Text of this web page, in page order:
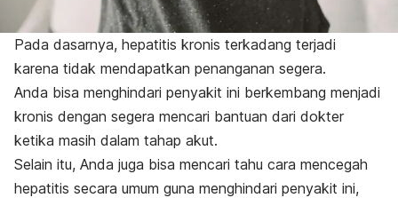
Pada dasarnya, hepatitis kronis terkadang terjadi
karena tidak mendapatkan penanganan segera.
Anda bisa menghindari penyakit ini berkembang menjadi
kronis dengan segera mencari bantuan dari dokter
ketika masih dalam tahap akut.
Selain itu, Anda juga bisa mencari tahu cara mencegah
hepatitis secara umum guna menghindari penyakit ini,